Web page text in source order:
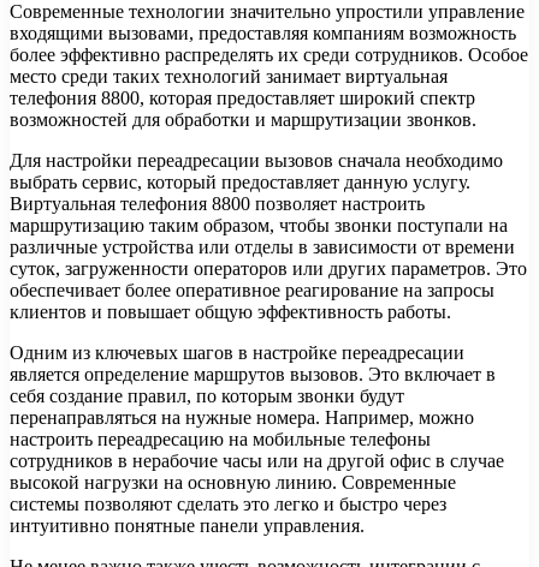
Современные технологии значительно упростили управление
входящими вызовами, предоставляя компаниям возможность
более эффективно распределять их среди сотрудников. Особое
место среди таких технологий занимает виртуальная
телефония 8800, которая предоставляет широкий спектр
возможностей для обработки и маршрутизации звонков.
Для настройки переадресации вызовов сначала необходимо
выбрать сервис, который предоставляет данную услугу.
Виртуальная телефония 8800 позволяет настроить
маршрутизацию таким образом, чтобы звонки поступали на
различные устройства или отделы в зависимости от времени
суток, загруженности операторов или других параметров. Это
обеспечивает более оперативное реагирование на запросы
клиентов и повышает общую эффективность работы.
Одним из ключевых шагов в настройке переадресации
является определение маршрутов вызовов. Это включает в
себя создание правил, по которым звонки будут
перенаправляться на нужные номера. Например, можно
настроить переадресацию на мобильные телефоны
сотрудников в нерабочие часы или на другой офис в случае
высокой нагрузки на основную линию. Современные
системы позволяют сделать это легко и быстро через
интуитивно понятные панели управления.